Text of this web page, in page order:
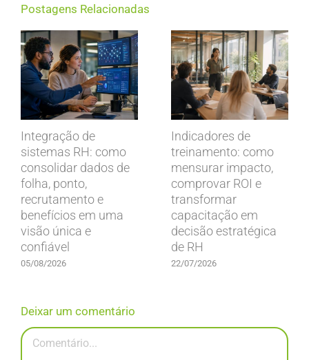
Postagens Relacionadas
Integração de
sistemas RH: como
consolidar dados de
folha, ponto,
recrutamento e
benefícios em uma
visão única e
confiável
05/08/2026
Indicadores de
treinamento: como
mensurar impacto,
comprovar ROI e
transformar
capacitação em
decisão estratégica
de RH
22/07/2026
Deixar um comentário
Comentário